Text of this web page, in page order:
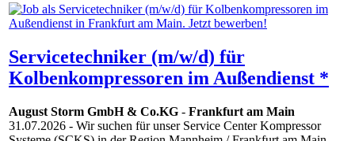
Servicetechniker (m/w/d) für
Kolbenkompressoren im Außendienst *
August Storm GmbH & Co.KG - Frankfurt am Main
31.07.2026 - Wir suchen für unser Service Center Kompressor